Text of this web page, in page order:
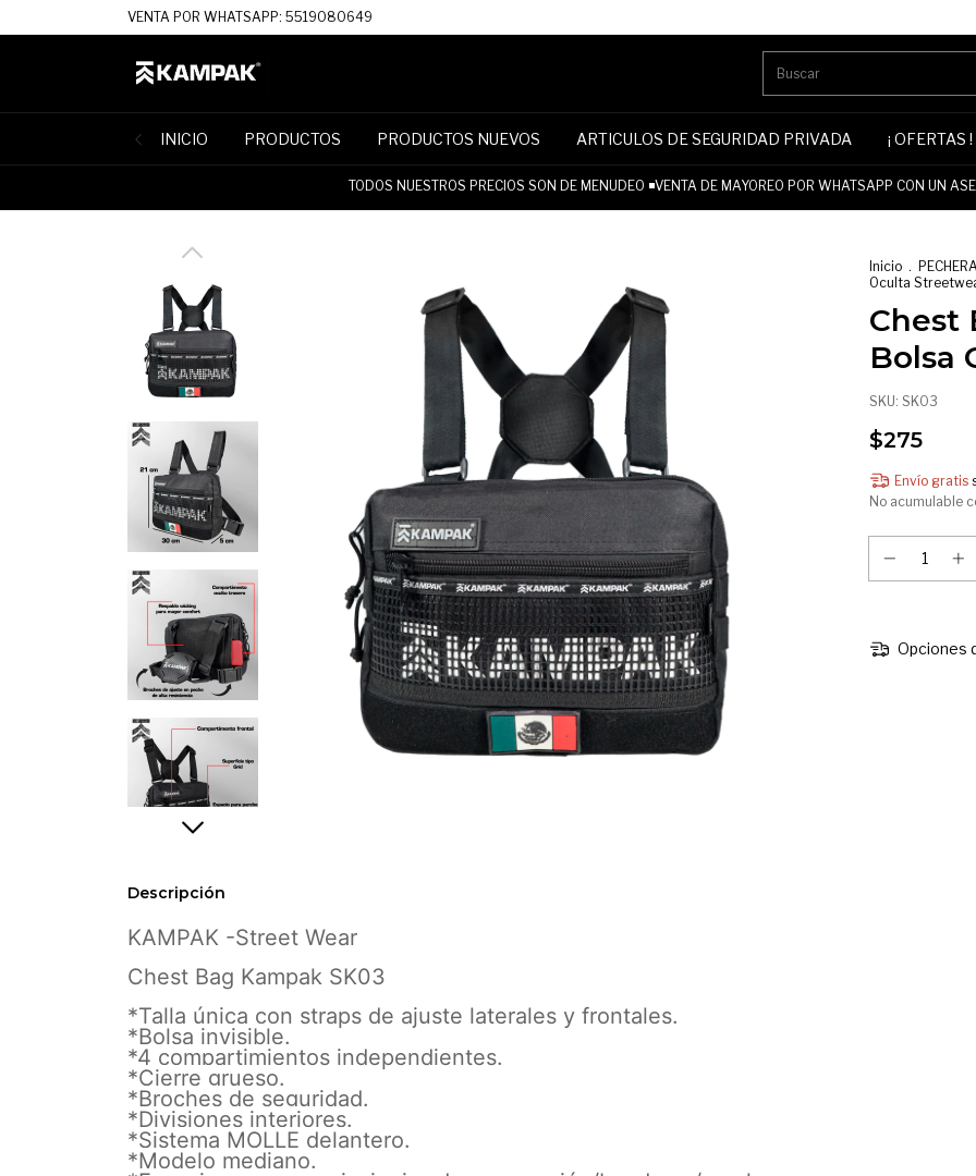
VENTA POR WHATSAPP: 5519080649
INICIO PRODUCTOS PRODUCTOS NUEVOS ARTICULOS DE SEGURIDAD PRIVADA ¡ OFERTAS !
TODOS NUESTROS PRECIOS SON DE MENUDEO ◾VENTA DE MAYOREO POR WHATSAPP CON UN
Inicio .
Oculta
Chest
Bolsa
SKU: SK03
$275
Envío gratis
No acumulable
Opciones
Descripción
KAMPAK -Street Wear
Chest Bag Kampak SK03
*Talla única con straps de ajuste laterales y frontales.
*Bolsa invisible.
*4 compartimientos independientes.
*Cierre grueso.
*Broches de seguridad.
*Divisiones interiores.
*Sistema MOLLE delantero.
*Modelo mediano.